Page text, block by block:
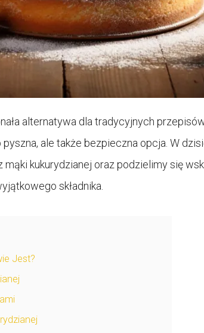
alternatywa dla tradycyjnych
ale także bezpieczna opcja. W
kukurydzianej oraz podzielimy się
składnika.
Jest?